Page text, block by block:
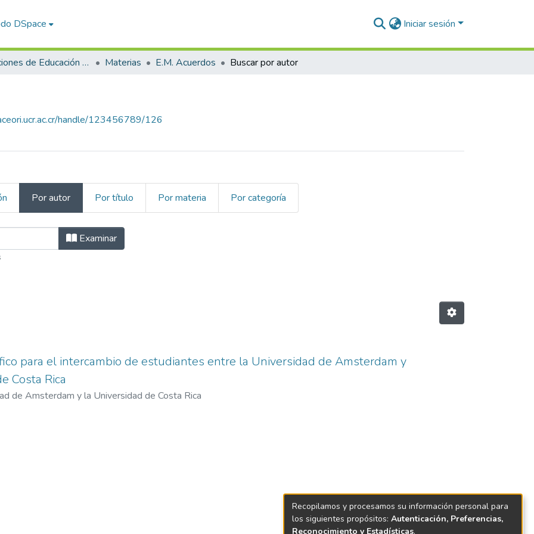
DSpace Iniciar sesión
Instituciones de Educación Superior Extranjeras-Universidad de Costa Rica Materias E.M. Acuerdos Buscar por autor
handle/123456789/126
Por autor Por título Por materia Por categoría
por Autor "La Universidad de Amsterdam y la
Examinar
para el intercambio de estudiantes entre la Universidad de Amsterdam y
Costa Rica
de Amsterdam y la Universidad de Costa Rica
Recopilamos y procesamos su información personal para
los siguientes propósitos: Autenticación, Preferencias,
Reconocimiento y Estadísticas.